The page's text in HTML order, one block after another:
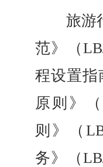
旅游行
范》（
程设置指
原则》
则》（
务》（